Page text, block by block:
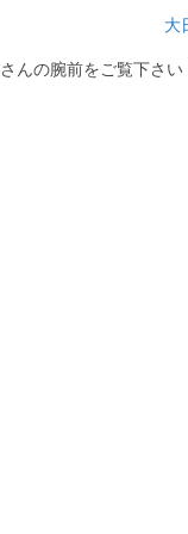
大
んの腕前をご覧下さい